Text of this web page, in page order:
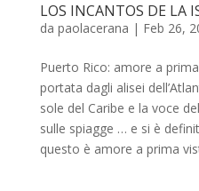
LOS INCANTOS DE LA
da paolacerana | Feb 26,
Puerto Rico: amore a
portata dagli alisei
sole del Caribe e la voce
sulle spiagge … e si è
questo è amore a prima